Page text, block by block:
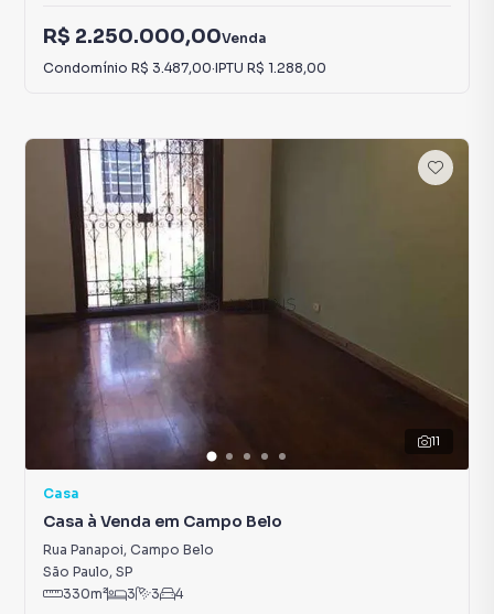
R$ 2.250.000,00Venda
Condomínio R$ 3.487,00·IPTU R$ 1.288,00
11
Casa
Casa à Venda em Campo Belo
Rua Panapoi, Campo Belo
São Paulo, SP
330m² 3 3 4